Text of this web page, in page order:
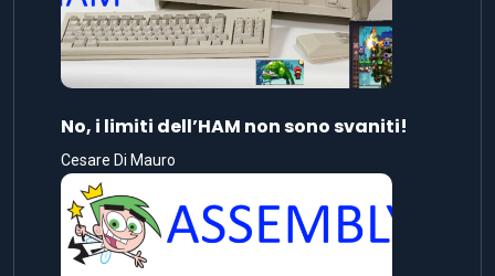
No, i limiti dell’HAM non sono svaniti!
Cesare Di Mauro